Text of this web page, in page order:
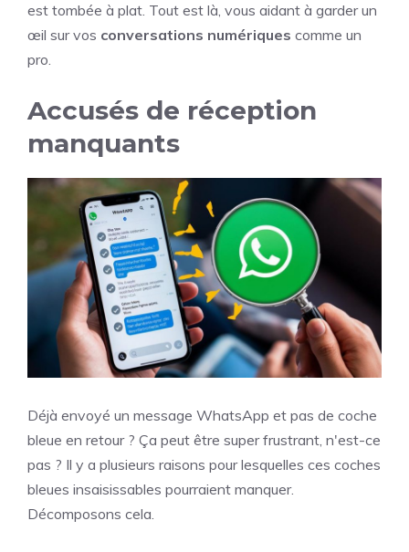
est tombée à plat. Tout est là, vous aidant à garder un
œil sur vos conversations numériques comme un
pro.
Accusés de réception
manquants
Déjà envoyé un message WhatsApp et pas de coche
bleue en retour ? Ça peut être super frustrant, n'est-ce
pas ? Il y a plusieurs raisons pour lesquelles ces coches
bleues insaisissables pourraient manquer.
Décomposons cela.